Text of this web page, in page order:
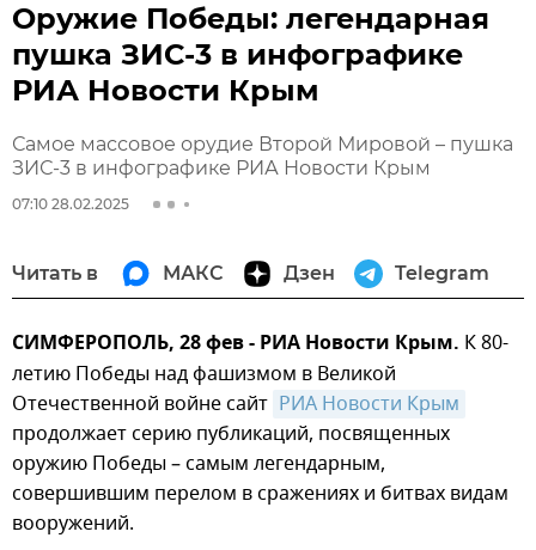
Оружие Победы: легендарная
пушка ЗИС-3 в инфографике
РИА Новости Крым
Самое массовое орудие Второй Мировой – пушка
ЗИС-3 в инфографике РИА Новости Крым
07:10 28.02.2025
Читать в МАКС Дзен Telegram
СИМФЕРОПОЛЬ, 28 фев - РИА Новости Крым. К 80-
летию Победы над фашизмом в Великой
Отечественной войне сайт РИА Новости Крым
продолжает серию публикаций, посвященных
оружию Победы – самым легендарным,
совершившим перелом в сражениях и битвах видам
вооружений.